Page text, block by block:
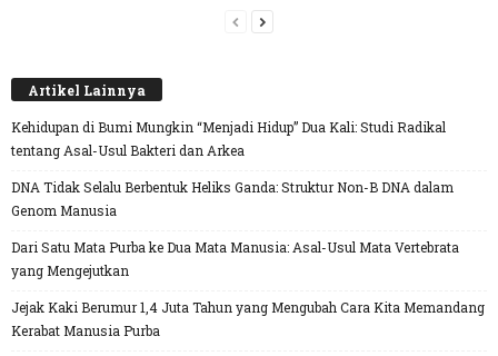
Artikel Lainnya
Kehidupan di Bumi Mungkin “Menjadi Hidup” Dua Kali: Studi Radikal
tentang Asal-Usul Bakteri dan Arkea
DNA Tidak Selalu Berbentuk Heliks Ganda: Struktur Non-B DNA dalam
Genom Manusia
Dari Satu Mata Purba ke Dua Mata Manusia: Asal-Usul Mata Vertebrata
yang Mengejutkan
Jejak Kaki Berumur 1,4 Juta Tahun yang Mengubah Cara Kita Memandang
Kerabat Manusia Purba